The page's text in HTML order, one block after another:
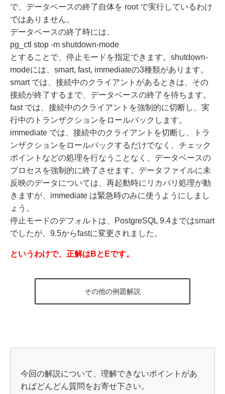
で、データベースの終了自体を root で実行しているわけ
ではありません。
データベースの終了時には、
pg_ctl stop -m shutdown-mode
とすることで、停止モードを指定できます。shutdown-
modeには、smart, fast, immediateの3種類があります。
smart では、接続中のクライアントがあるときは、その
接続が終了するまで、データベースの終了を待ちます。
fast では、接続中のクライアントを強制的に切断し、実
行中のトランザクションをロールバックします。
immediate では、接続中のクライアントを切断し、トラ
ンザクションをロールバックするだけでなく、チェック
ポイントなどの処理を行なうことなく、データベースの
プロセスを強制的に終了させます。データファイルに未
反映のデータについては、再起動時にリカバリ処理が動
きますが、immediate は緊急時のみに使うようにしまし
ょう。
停止モードのデフォルトは、PostgreSQL 9.4まではsmart
でしたが、9.5からfastに変更されました。
というわけで、正解はBとEです。
その他の例題解説
今回の解説について、理解できないポイントがあ
ればどんどん質問をお寄せ下さい。